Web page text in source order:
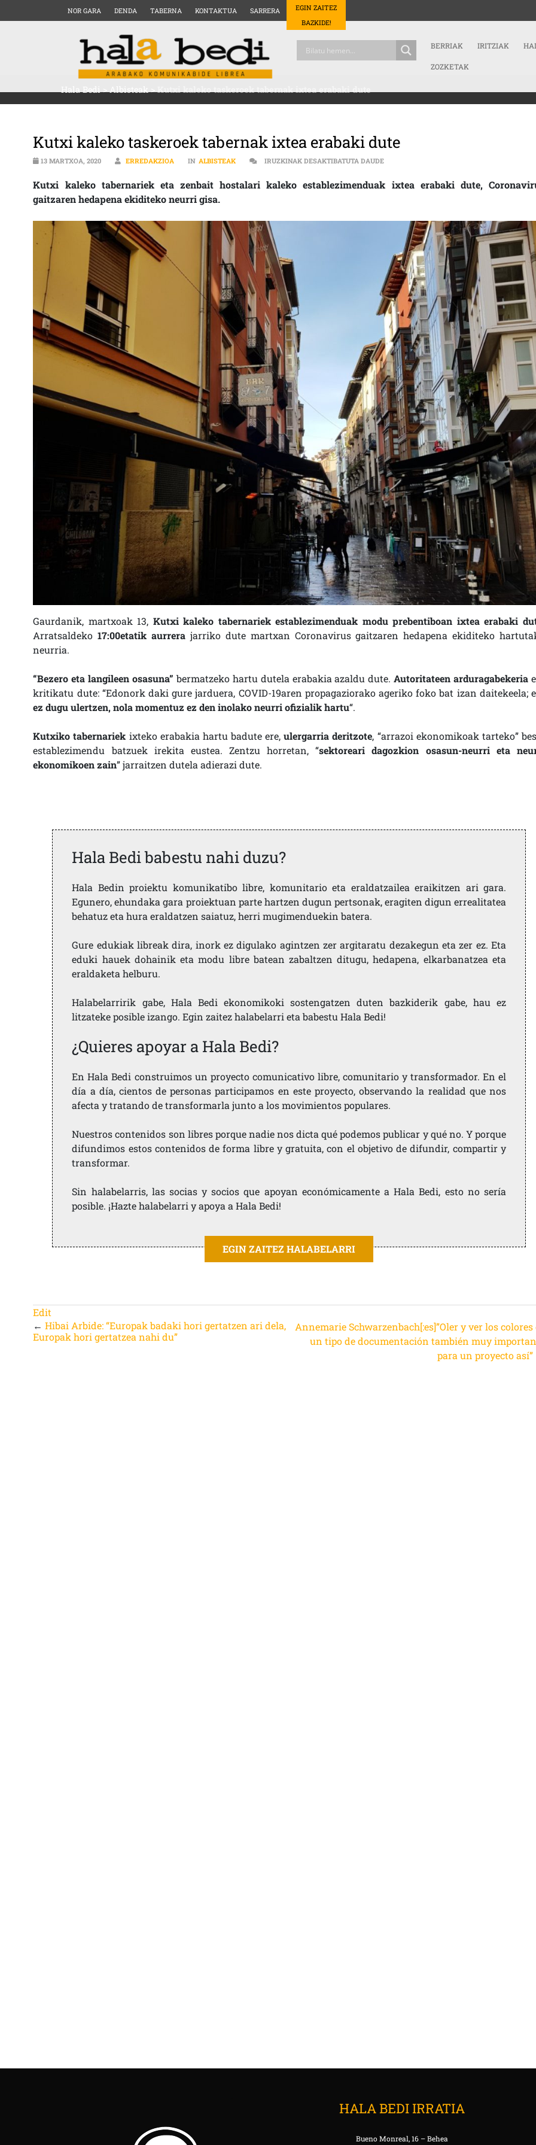
NOR GARA DENDA TABERNA KONTAKTUA SARRERA
EGIN ZAITEZ
BAZKIDE!
BERRIAK IRITZIAK
ZOZKETAK
Hala Bedi>Albisteak>Kutxi kaleko taskeroek tabernak ixtea erabaki dute
Kutxi kaleko taskeroek tabernak ixtea erabaki dute
13 MARTXOA, 2020 ERREDAKZIOA IN ALBISTEAK IRUZKINAK DESAKTIBATUTA DAUDEKUTXI KALEKO TASKEROEK TABERNAK
Kutxi kaleko tabernariek eta zenbait hostalari kaleko establezimenduak ixtea erabaki dute,
gaitzaren hedapena ekiditeko neurri gisa.
Gaurdanik, martxoak 13, Kutxi kaleko tabernariek establezimenduak modu prebentiboan ixtea erabaki
Arratsaldeko 17:00etatik aurrera jarriko dute martxan Coronavirus gaitzaren hedapena ekiditeko
neurria.
“Bezero eta langileen osasuna” bermatzeko hartu dutela erabakia azaldu dute.Autoritateen arduragabekeria
kritikatu dute: “Edonork daki gure jarduera, COVID-19aren propagaziorako ageriko foko bat izan daitekeela;
ez dugu ulertzen, nola momentuz ez den inolako neurri ofizialik hartu“.
Kutxiko tabernariek ixteko erabakia hartu badute ere,ulergarria deritzote, “arrazoi ekonomikoak tarteko”
establezimendu batzuek irekita eustea. Zentzu horretan, “sektoreari dagozkion osasun-neurri eta
ekonomikoen zain” jarraitzen dutela adierazi dute.
Hala Bedi babestu nahi duzu?
Hala Bedin proiektu komunikatibo libre, komunitario eta eraldatzailea eraikitzen ari gara.
Egunero, ehundaka gara proiektuan parte hartzen dugun pertsonak, eragiten digun errealitatea
behatuz eta hura eraldatzen saiatuz, herri mugimenduekin batera.
Gure edukiak libreak dira, inork ez digulako agintzen zer argitaratu dezakegun eta zer ez. Eta
eduki hauek dohainik eta modu libre batean zabaltzen ditugu, hedapena, elkarbanatzea eta
eraldaketa helburu.
Halabelarririk gabe, Hala Bedi ekonomikoki sostengatzen duten bazkiderik gabe, hau ez
litzateke posible izango. Egin zaitez halabelarri eta babestu Hala Bedi!
¿Quieres apoyar a Hala Bedi?
En Hala Bedi construimos un proyecto comunicativo libre, comunitario y transformador. En el
día a día, cientos de personas participamos en este proyecto, observando la realidad que nos
afecta y tratando de transformarla junto a los movimientos populares.
Nuestros contenidos son libres porque nadie nos dicta qué podemos publicar y qué no. Y porque
difundimos estos contenidos de forma libre y gratuita, con el objetivo de difundir, compartir y
transformar.
Sin halabelarris, las socias y socios que apoyan económicamente a Hala Bedi, esto no sería
posible. ¡Hazte halabelarri y apoya a Hala Bedi!
EGIN ZAITEZ HALABELARRI
Edit
←Hibai Arbide: “Europak badaki hori gertatzen ari dela,
Europak hori gertatzea nahi du”
Annemarie Schwarzenbach[:es]”Oler y ver los colores
un tipo de documentación también muy
para un proyecto así”
HALA BEDI IRRATIA
Bueno Monreal, 16 – Behea